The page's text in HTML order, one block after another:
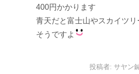
400円かかります
青天だと富士山やスカイツリ
そうですよ
投稿者: サヤン